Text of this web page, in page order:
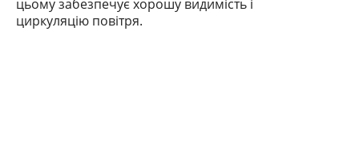
цьому забезпечує хорошу видимість і
циркуляцію повітря.